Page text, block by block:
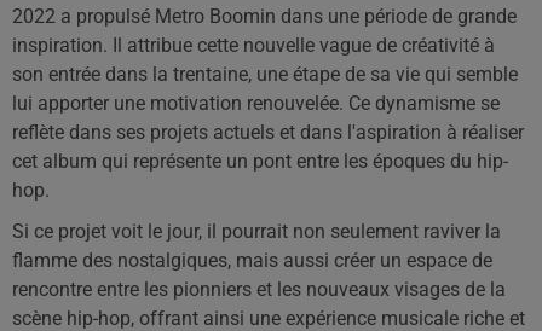
2022 a propulsé Metro Boomin dans une période de grande
inspiration. Il attribue cette nouvelle vague de créativité à
son entrée dans la trentaine, une étape de sa vie qui semble
lui apporter une motivation renouvelée. Ce dynamisme se
reflète dans ses projets actuels et dans l'aspiration à réaliser
cet album qui représente un pont entre les époques du hip-
hop.
Si ce projet voit le jour, il pourrait non seulement raviver la
flamme des nostalgiques, mais aussi créer un espace de
rencontre entre les pionniers et les nouveaux visages de la
scène hip-hop, offrant ainsi une expérience musicale riche et